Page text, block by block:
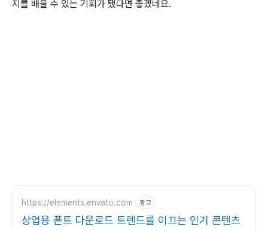
지를 배울 수 있는 기회가 됐다면 좋겠네요.
https://elements.envato.com 광고
상업용 폰트 다운로드 트렌드를 이끄는 인기 콘텐츠